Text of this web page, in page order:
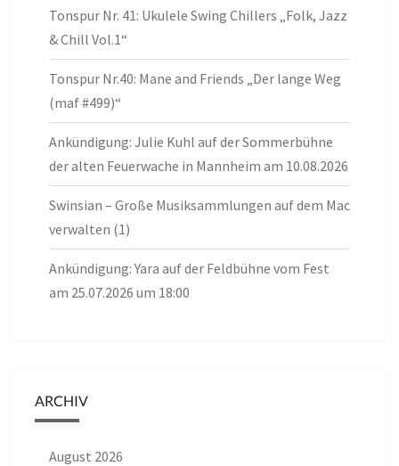
Tonspur Nr. 41: Ukulele Swing Chillers „Folk, Jazz
& Chill Vol.1“
Tonspur Nr.40: Mane and Friends „Der lange Weg
(maf #499)“
Ankündigung: Julie Kuhl auf der Sommerbühne
der alten Feuerwache in Mannheim am 10.08.2026
Swinsian – Große Musiksammlungen auf dem Mac
verwalten (1)
Ankündigung: Yara auf der Feldbühne vom Fest
am 25.07.2026 um 18:00
ARCHIV
August 2026